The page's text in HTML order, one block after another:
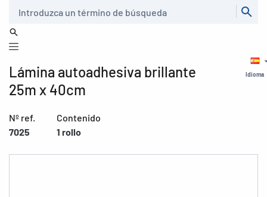
Idioma
Lámina autoadhesiva brillante
25m x 40cm
Nº ref.
7025
Contenido
1 rollo